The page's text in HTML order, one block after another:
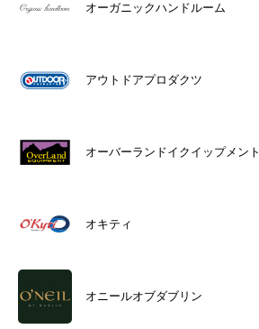
オーガニックハンドルーム
アウトドアプロダクツ
オーバーランドイクイップメント
オキティ
オニールオブダブリン